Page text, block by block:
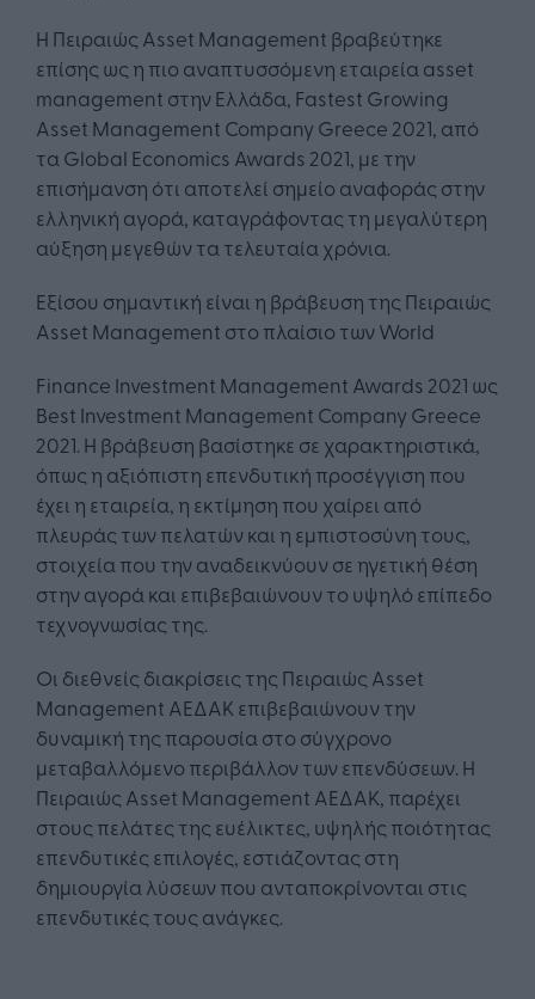
Η Πειραιώς Asset Management βραβεύτηκε
επίσης ως η πιο αναπτυσσόμενη εταιρεία asset
management στην Ελλάδα, Fastest Growing
Asset Management Company Greece 2021, από
τα Global Economics Awards 2021, με την
επισήμανση ότι αποτελεί σημείο αναφοράς στην
ελληνική αγορά, καταγράφοντας τη μεγαλύτερη
αύξηση μεγεθών τα τελευταία χρόνια.
Eξίσου σημαντική είναι η βράβευση της Πειραιώς
Asset Management στο πλαίσιο των World
Finance Investment Management Awards 2021 ως
Best Investment Management Company Greece
2021. Η βράβευση βασίστηκε σε χαρακτηριστικά,
όπως η αξιόπιστη επενδυτική προσέγγιση που
έχει η εταιρεία, η εκτίμηση που χαίρει από
πλευράς των πελατών και η εμπιστοσύνη τους,
στοιχεία που την αναδεικνύουν σε ηγετική θέση
στην αγορά και επιβεβαιώνουν το υψηλό επίπεδο
τεχνογνωσίας της.
Οι διεθνείς διακρίσεις της Πειραιώς Asset
Management ΑΕΔΑΚ επιβεβαιώνουν την
δυναμική της παρουσία στο σύγχρονο
μεταβαλλόμενο περιβάλλον των επενδύσεων. Η
Πειραιώς Asset Management ΑΕΔΑΚ, παρέχει
στους πελάτες της ευέλικτες, υψηλής ποιότητας
επενδυτικές επιλογές, εστιάζοντας στη
δημιουργία λύσεων που ανταποκρίνονται στις
επενδυτικές τους ανάγκες.